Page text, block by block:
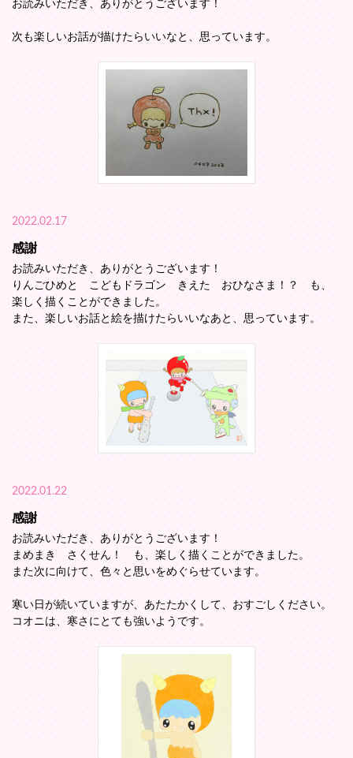
お読みいただき、ありがとうございます！
次も楽しいお話が描けたらいいなと、思っています。
2022.02.17
感謝
お読みいただき、ありがとうございます！
りんごひめと こどもドラゴン きえた おひなさま！？ も、
楽しく描くことができました。
また、楽しいお話と絵を描けたらいいなあと、思っています。
2022.01.22
感謝
お読みいただき、ありがとうございます！
まめまき さくせん！ も、楽しく描くことができました。
また次に向けて、色々と思いをめぐらせています。
寒い日が続いていますが、あたたかくして、おすごしください。
コオニは、寒さにとても強いようです。